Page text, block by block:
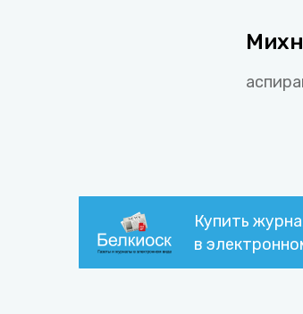
Купить
в